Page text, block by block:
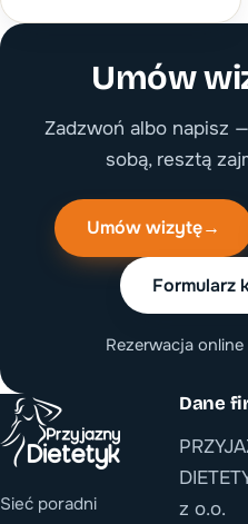
Umów
Zadzwoń albo napisz
sobą, resztą
Umów wizytę→
Formularz
Rezerwacja online
Sieć poradni
Dane
z o.o.